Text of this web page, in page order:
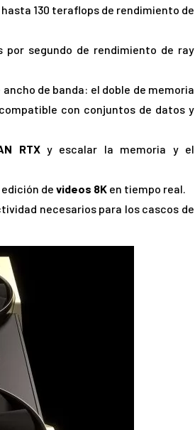
130 teraflops de rendimiento de
por segundo de rendimiento de ray
ancho de banda: el doble de memoria
con conjuntos de datos y
RTXy escalar la memoria y el
de videos 8K en tiempo real.
necesarios para los cascos de